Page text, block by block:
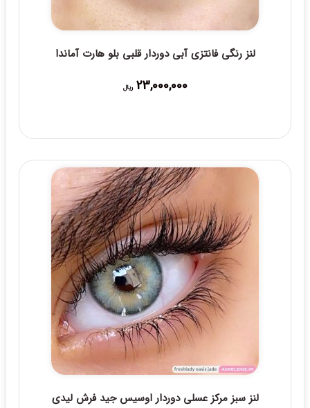
لنز رنگی فانتزی آبی دوردار قلبی بلو هارت آماندا
23,000,000 ریال
لنز سبز مرکز عسلی دوردار اوسیس جید فرش لیدی